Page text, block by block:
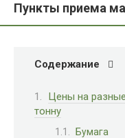
Пункты приема
Содержание
Цены на
тонну
Бумага